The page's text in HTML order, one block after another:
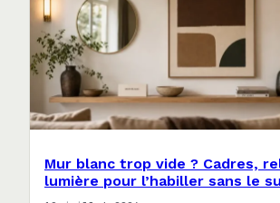
Mur blanc trop vide ? Cadres,
lumière pour l’habiller sans le